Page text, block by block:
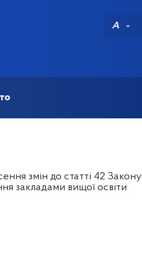
A
змін до статті 42 Закону
закладами вищої освіти